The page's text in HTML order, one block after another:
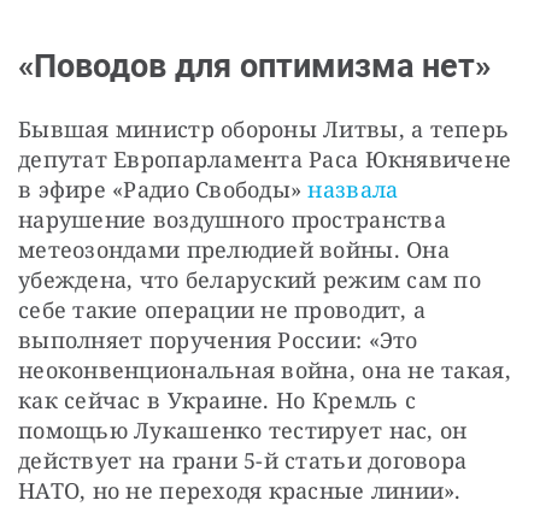
«Поводов для оптимизма нет»
Бывшая министр обороны Литвы, а теперь
депутат Европарламента Раса Юкнявичене
в эфире «Радио Свободы» назвала
нарушение воздушного пространства
метеозондами прелюдией войны. Она
убеждена, что беларуский режим сам по
себе такие операции не проводит, а
выполняет поручения России: «Это
неоконвенциональная война, она не такая,
как сейчас в Украине. Но Кремль с
помощью Лукашенко тестирует нас, он
действует на грани 5-й статьи договора
НАТО, но не переходя красные линии».